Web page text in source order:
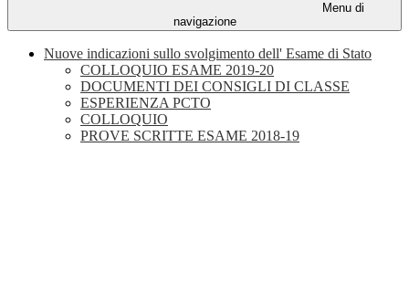
Menu di
navigazione
Nuove indicazioni sullo svolgimento dell' Esame di Stato
COLLOQUIO ESAME 2019-20
DOCUMENTI DEI CONSIGLI DI CLASSE
ESPERIENZA PCTO
COLLOQUIO
PROVE SCRITTE ESAME 2018-19